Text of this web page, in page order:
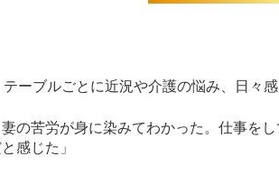
ーブルごとに近況や介護の悩み、日々
の苦労が身に染みてわかった。仕事を
感じた」